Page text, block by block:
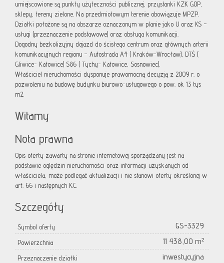
umiejscowione są punkty użyteczności publicznej, przystanki KZK GOP,
sklepy, tereny zielone. Na przedmiotowym terenie obowiązuje MPZP.
Działki położone są na obszarze oznaczonym w planie jako U oraz KS –
usługi (przeznaczenie podstawowe) oraz obsługa komunikacji.
Dogodny bezkolizyjny dojazd do ścisłego centrum oraz głównych arterii
komunikacyjnych regionu – Autostrada A4 ( Kraków-Wrocław), DTŚ (
Gliwice- Katowice) S86 ( Tychy- Katowice, Sosnowiec).
Właściciel nieruchomości dysponuje prawomocną decyzją z 2009 r. o
pozwoleniu na budowę budynku biurowo-usługowego o pow. ok 13 tys
m2.
Witamy
Nota prawna
Opis oferty zawarty na stronie internetowej sporządzany jest na
podstawie oględzin nieruchomości oraz informacji uzyskanych od
właściciela, może podlegać aktualizacji i nie stanowi oferty określonej w
art. 66 i następnych K.C.
Szczegóły
Symbol oferty GS-3329
Powierzchnia 11 438,00 m²
Przeznaczenie działki inwestycyjna